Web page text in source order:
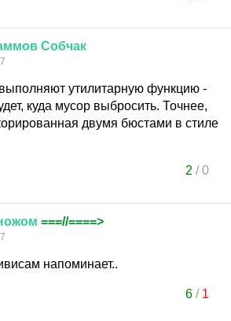
Собчак
утилитарную функцию -
куда мусор выбросить. Точнее,
двумя бюстами в стиле
2 /0
===//====>
напоминает..
6/ 1